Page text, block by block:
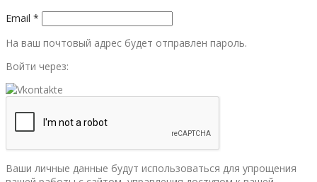
Email *
На ваш почтовый адрес будет отправлен пароль.
Войти через:
Ваши личные данные будут использоваться для упрощения